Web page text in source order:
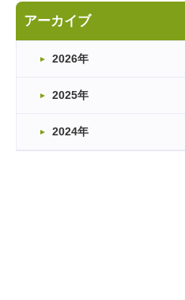
アーカイブ
2026年
2025年
2024年